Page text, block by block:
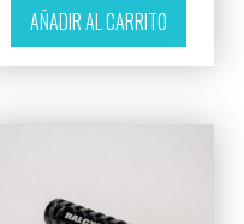
AÑADIR AL CARRITO